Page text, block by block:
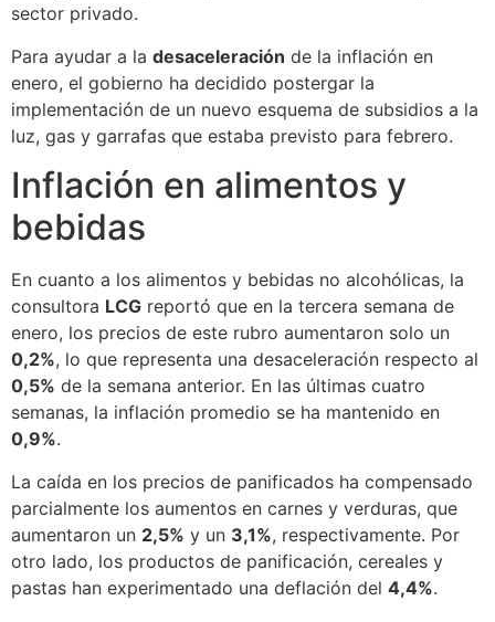
sector privado.
Para ayudar a la desaceleración de la inflación en
enero, el gobierno ha decidido postergar la
implementación de un nuevo esquema de subsidios a la
luz, gas y garrafas que estaba previsto para febrero.
Inflación en alimentos y
bebidas
En cuanto a los alimentos y bebidas no alcohólicas, la
consultora LCG reportó que en la tercera semana de
enero, los precios de este rubro aumentaron solo un
0,2%, lo que representa una desaceleración respecto al
0,5% de la semana anterior. En las últimas cuatro
semanas, la inflación promedio se ha mantenido en
0,9%.
La caída en los precios de panificados ha compensado
parcialmente los aumentos en carnes y verduras, que
aumentaron un 2,5% y un 3,1%, respectivamente. Por
otro lado, los productos de panificación, cereales y
pastas han experimentado una deflación del 4,4%.